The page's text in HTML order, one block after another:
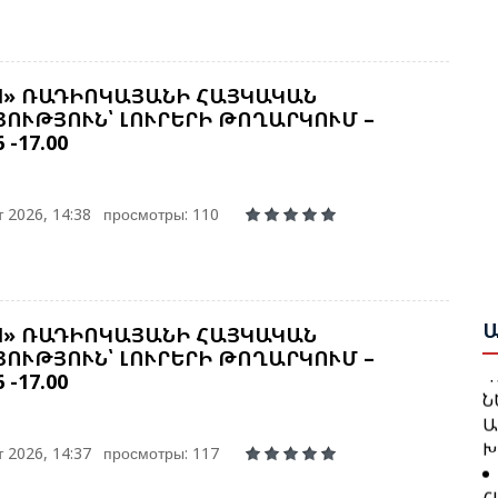
ՌԱԴԻՈԿԱՅԱՆԻ ՀԱՅԿԱԿԱՆ
ԼՈՒՐԵՐԻ ԹՈՂԱՐԿՈՒՄ –
-17.00
2026, 14:38
просмотры: 110
ՌԱԴԻՈԿԱՅԱՆԻ ՀԱՅԿԱԿԱՆ
ԼՈՒՐԵՐԻ ԹՈՂԱՐԿՈՒՄ –
-17.00
2026, 14:37
просмотры: 117